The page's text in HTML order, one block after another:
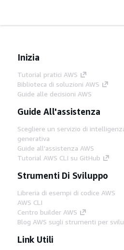
Inizia
Tutorial pratici AWS
Biblioteca di soluzioni AWS
Guide alle decisioni AWS
Guide All'assistenza
Scegliere un servizio di
generativa
Guide all'assistenza AWS
Tutorial AWS CLI su GitHub
Strumenti Di Sviluppo
Libreria di esempi di codice AWS
AWS CLI
Centro builder AWS
Blog AWS sugli strumenti per
Link Utili